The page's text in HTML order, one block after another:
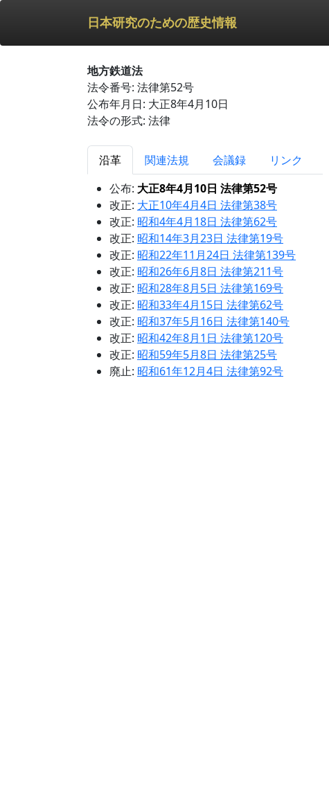
日本研究のための歴史情報
地方鉄道法
法令番号: 法律第52号
公布年月日: 大正8年4月10日
法令の形式: 法律
沿革 関連法規 会議録
リンク
公布: 大正8年4月10日 法律第52号
改正: 大正10年4月4日 法律第38号
改正: 昭和4年4月18日 法律第62号
改正: 昭和14年3月23日 法律第19号
改正: 昭和22年11月24日 法律第139号
改正: 昭和26年6月8日 法律第211号
改正: 昭和28年8月5日 法律第169号
改正: 昭和33年4月15日 法律第62号
改正: 昭和37年5月16日 法律第140号
改正: 昭和42年8月1日 法律第120号
改正: 昭和59年5月8日 法律第25号
廃止: 昭和61年12月4日 法律第92号